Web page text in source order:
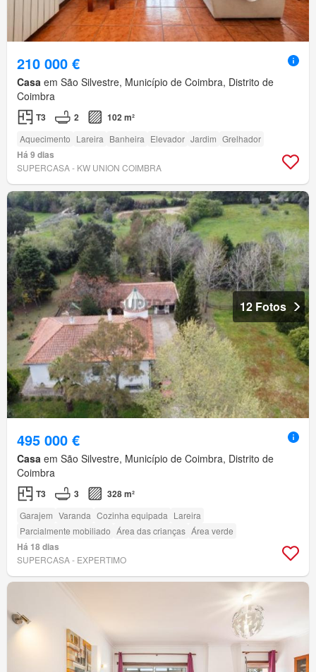
210 000 €
Casa em São Silvestre, Município de Coimbra, Distrito de
Coimbra
T3 2 102 m²
Aquecimento Lareira Banheira Elevador Jardim Grelhador
Há 9 dias
SUPERCASA - KW UNION COIMBRA
12 Fotos
495 000 €
Casa em São Silvestre, Município de Coimbra, Distrito de
Coimbra
T3 3 328 m²
Garajem Varanda Cozinha equipada Lareira
Parcialmente mobiliado Área das crianças Área verde
Há 18 dias
SUPERCASA - EXPERTIMO